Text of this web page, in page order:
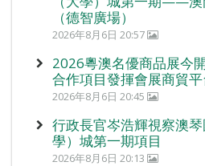
（德智廣場）
2026年8月6日 20:57
2026粵澳名優商品展今
合作項目發揮會展商貿
2026年8月6日 20:45
行政長官岑浩輝視察澳
學）城第一期項目
2026年8月6日 20:13